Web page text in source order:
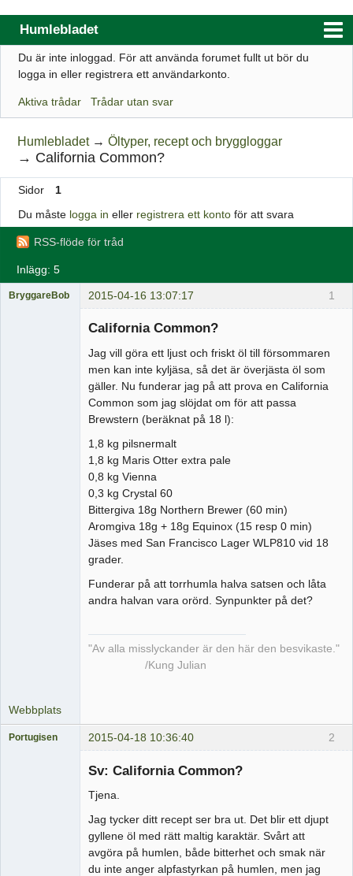
Humlebladet
Index
Regler
Sök
Registrera ett konto
Webbutik
Du är inte inloggad. För att använda forumet fullt ut bör du
logga in eller registrera ett användarkonto.
Aktiva trådar Trådar utan svar
Humlebladet →Öltyper, recept och bryggloggar
→ California Common?
Sidor
1
Du måste logga in eller registrera ett kontoför att svara
RSS-flöde för tråd
Inlägg: 5
1
BryggareBob 2015-04-16 13:07:17
California Common?
Jag vill göra ett ljust och friskt öl till försommaren
men kan inte kyljäsa, så det är överjästa öl som
gäller. Nu funderar jag på att prova en California
Common som jag slöjdat om för att passa
Brewstern (beräknat på 18 l):
1,8 kg pilsnermalt
1,8 kg Maris Otter extra pale
0,8 kg Vienna
0,3 kg Crystal 60
Bittergiva 18g Northern Brewer (60 min)
Aromgiva 18g + 18g Equinox (15 resp 0 min)
Jäses med San Francisco Lager WLP810 vid 18
grader.
Funderar på att torrhumla halva satsen och låta
andra halvan vara orörd. Synpunkter på det?
"Av alla misslyckander är den här den besvikaste."
/Kung Julian
Webbplats
2
Portugisen 2015-04-18 10:36:40
Sv: California Common?
Tjena.
Jag tycker ditt recept ser bra ut. Det blir ett djupt
gyllene öl med rätt maltig karaktär. Svårt att
avgöra på humlen, både bitterhet och smak när
du inte anger alpfastyrkan på humlen, men jag